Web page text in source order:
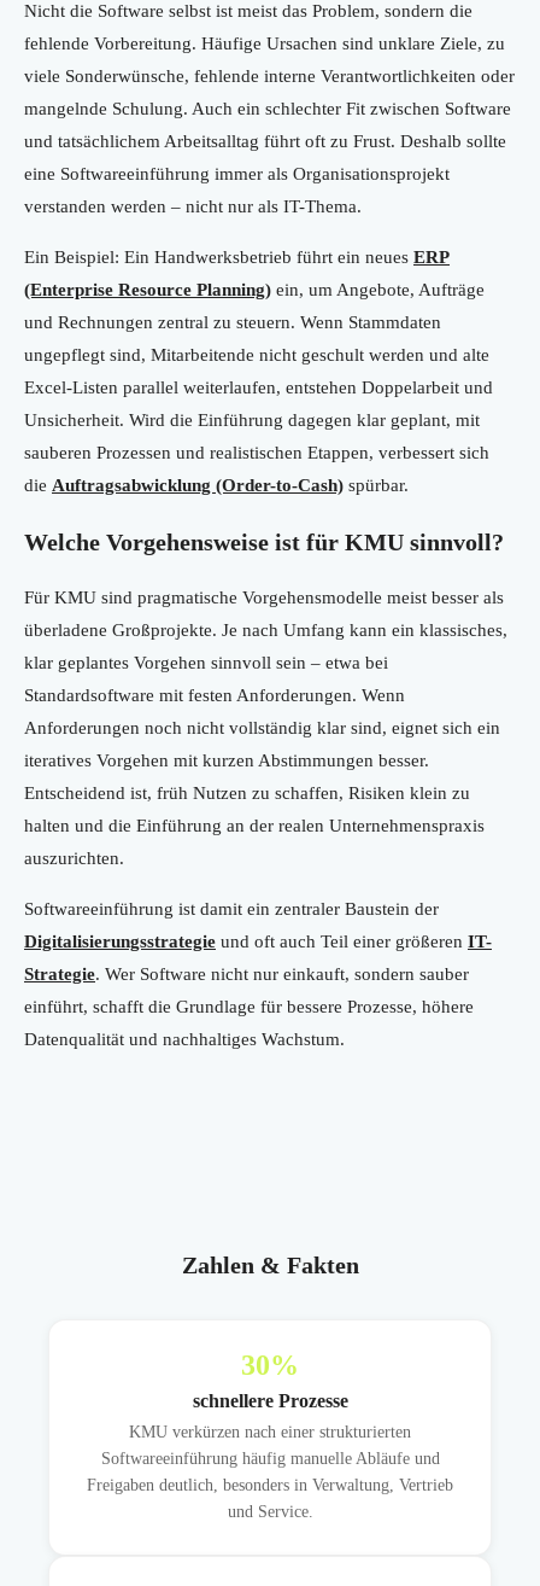
Nicht die Software selbst ist meist das Problem, sondern die
fehlende Vorbereitung. Häufige Ursachen sind unklare Ziele, zu
viele Sonderwünsche, fehlende interne Verantwortlichkeiten oder
mangelnde Schulung. Auch ein schlechter Fit zwischen Software
und tatsächlichem Arbeitsalltag führt oft zu Frust. Deshalb sollte
eine Softwareeinführung immer als Organisationsprojekt
verstanden werden – nicht nur als IT-Thema.
Ein Beispiel: Ein Handwerksbetrieb führt ein neues ERP
(Enterprise Resource Planning) ein, um Angebote, Aufträge
und Rechnungen zentral zu steuern. Wenn Stammdaten
ungepflegt sind, Mitarbeitende nicht geschult werden und alte
Excel-Listen parallel weiterlaufen, entstehen Doppelarbeit und
Unsicherheit. Wird die Einführung dagegen klar geplant, mit
sauberen Prozessen und realistischen Etappen, verbessert sich
die Auftragsabwicklung (Order-to-Cash) spürbar.
Welche Vorgehensweise ist für KMU sinnvoll?
Für KMU sind pragmatische Vorgehensmodelle meist besser als
überladene Großprojekte. Je nach Umfang kann ein klassisches,
klar geplantes Vorgehen sinnvoll sein – etwa bei
Standardsoftware mit festen Anforderungen. Wenn
Anforderungen noch nicht vollständig klar sind, eignet sich ein
iteratives Vorgehen mit kurzen Abstimmungen besser.
Entscheidend ist, früh Nutzen zu schaffen, Risiken klein zu
halten und die Einführung an der realen Unternehmenspraxis
auszurichten.
Softwareeinführung ist damit ein zentraler Baustein der
Digitalisierungsstrategie und oft auch Teil einer größeren IT-
Strategie. Wer Software nicht nur einkauft, sondern sauber
einführt, schafft die Grundlage für bessere Prozesse, höhere
Datenqualität und nachhaltiges Wachstum.
Zahlen & Fakten
30%
schnellere Prozesse
KMU verkürzen nach einer strukturierten
Softwareeinführung häufig manuelle Abläufe und
Freigaben deutlich, besonders in Verwaltung, Vertrieb
und Service.